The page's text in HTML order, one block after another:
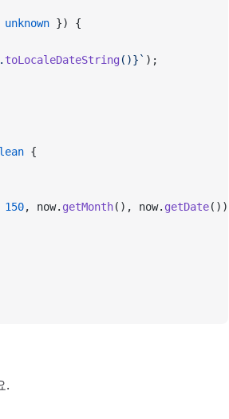
unknown }) {
. toLocaleDateString ()}` );
{
150, now. getMonth(), now. getDate());
.